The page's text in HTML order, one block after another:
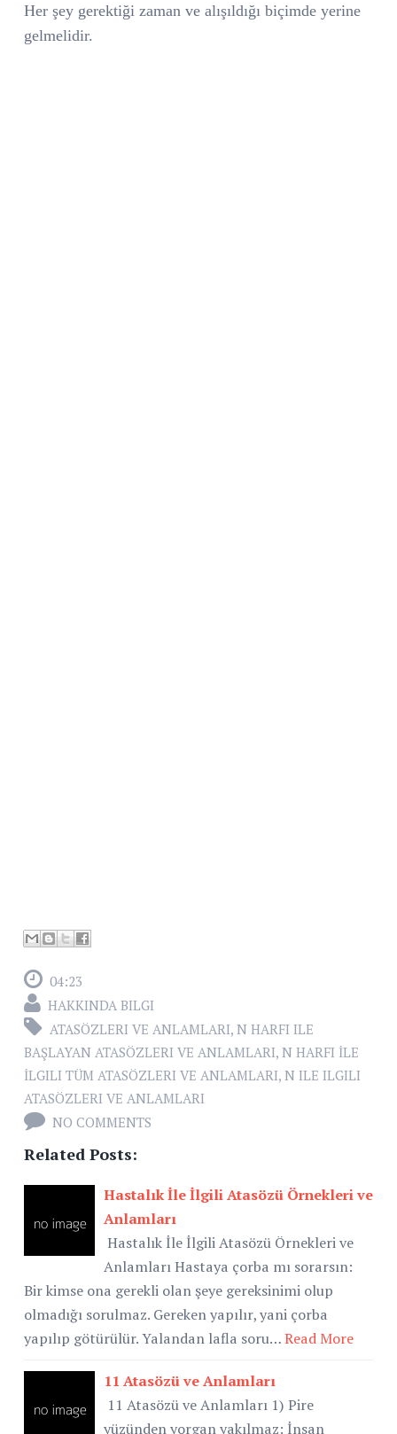
Her şey gerektiği zaman ve alışıldığı biçimde yerine
gelmelidir.
04:23
HAKKINDA BILGI
ATASÖZLERI VE ANLAMLARI, N HARFI ILE
BAŞLAYAN ATASÖZLERI VE ANLAMLARI, N HARFI İLE
İLGILI TÜM ATASÖZLERI VE ANLAMLARI, N ILE ILGILI
ATASÖZLERI VE ANLAMLARI
NO COMMENTS
Related Posts:
Hastalık İle İlgili Atasözü Örnekleri ve
Anlamları
Hastalık İle İlgili Atasözü Örnekleri ve
Anlamları Hastaya çorba mı sorarsın:
Bir kimse ona gerekli olan şeye gereksinimi olup
olmadığı sorulmaz. Gereken yapılır, yani çorba
yapılıp götürülür. Yalandan lafla soru…Read More
11 Atasözü ve Anlamları
11 Atasözü ve Anlamları 1) Pire
yüzünden yorgan yakılmaz: İnsan